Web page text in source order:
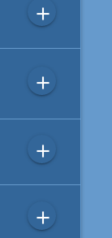
add
add
add
add